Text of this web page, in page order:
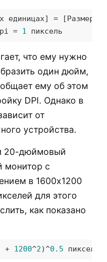
единицах] = [Размер
= 1 пиксель
что ему нужно
один дюйм,
ему об этом
DPI. Однако в
от
устройства.
20-дюймовый
монитор с
в 1600x1200
для этого
как показано
+ 1200^2)^0.5